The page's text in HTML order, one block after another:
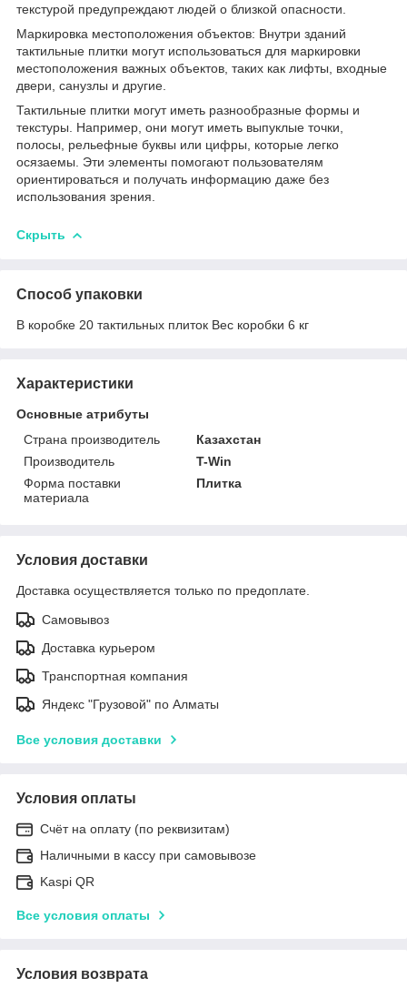
текстурой предупреждают людей о близкой опасности.
Маркировка местоположения объектов: Внутри зданий
тактильные плитки могут использоваться для маркировки
местоположения важных объектов, таких как лифты, входные
двери, санузлы и другие.
Тактильные плитки могут иметь разнообразные формы и
текстуры. Например, они могут иметь выпуклые точки,
полосы, рельефные буквы или цифры, которые легко
осязаемы. Эти элементы помогают пользователям
ориентироваться и получать информацию даже без
использования зрения.
Скрыть
Способ упаковки
В коробке 20 тактильных плиток Вес коробки 6 кг
Характеристики
Основные атрибуты
Страна производитель
Казахстан
Производитель
T-Win
Форма поставки
материала
Плитка
Условия доставки
Доставка осуществляется только по предоплате.
Самовывоз
Доставка курьером
Транспортная компания
Яндекс "Грузовой" по Алматы
Все условия доставки
Условия оплаты
Счёт на оплату (по реквизитам)
Наличными в кассу при самовывозе
Kaspi QR
Все условия оплаты
Условия возврата